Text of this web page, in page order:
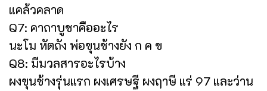
แคล้วคลาด
Q7: คาถาบูชาคืออะไร
นะโม หัตถัง พ่อขุนช้างยัง ก ค ข
Q8: มีมวลสารอะไรบ้าง
ผงขุนช้างรุ่นแรก ผงเศรษฐี ผงฤาษี แร่ 97 และว่าน